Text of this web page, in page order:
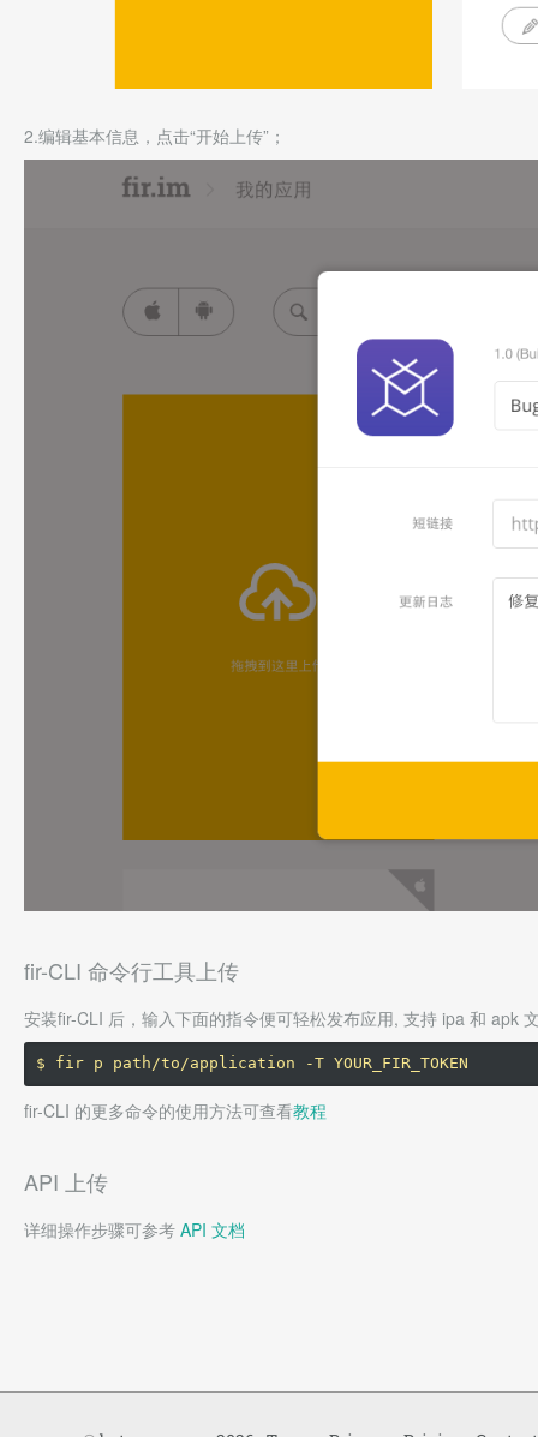
2.编辑基本信息，点击“开始上传”；
fir-CLI 命令行工具上传
安装fir-CLI 后，输入下面的指令便可轻松发布应用, 支持 ipa 和 apk
fir-CLI 的更多命令的使用方法可查看教程
API 上传
详细操作步骤可参考 API 文档